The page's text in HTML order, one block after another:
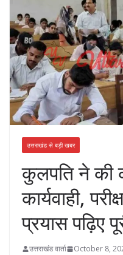
उत्तराखंड से बड़ी खबर
कुलपति ने की
कार्यवाही,
प्रयास पढ़िए
उत्तराखंड वार्ता October 8,